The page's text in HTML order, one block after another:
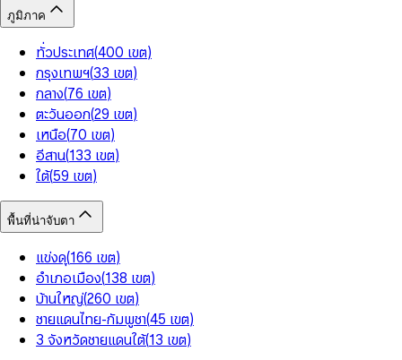
ภูมิภาค
ทั่วประเทศ(400 เขต)
กรุงเทพฯ(33 เขต)
กลาง(76 เขต)
ตะวันออก(29 เขต)
เหนือ(70 เขต)
อีสาน(133 เขต)
ใต้(59 เขต)
พื้นที่น่าจับตา
แข่งดุ(166 เขต)
อำเภอเมือง(138 เขต)
บ้านใหญ่(260 เขต)
ชายแดนไทย-กัมพูชา(45 เขต)
3 จังหวัดชายแดนใต้(13 เขต)